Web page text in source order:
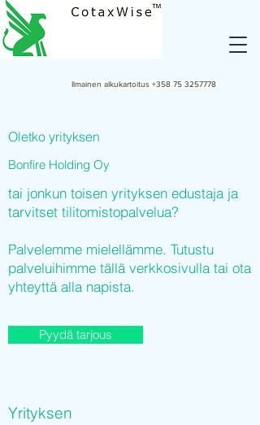
Ilmainen alkukartoitus +358 75 3257778
Oletko yrityksen
Bonfire Holding Oy
tai jonkun toisen yrityksen edustaja ja
tarvitset tilitomistopalvelua?
Palvelemme mielellämme. Tutustu
palveluihimme tällä verkkosivulla tai ota
yhteyttä alla napista.
Pyydä tarjous
Yrityksen